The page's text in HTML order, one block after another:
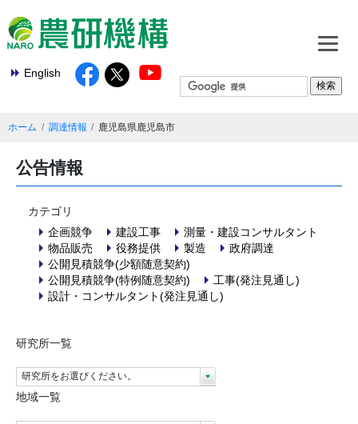
English
ホーム 調達情報 鹿児島県鹿児島市
公告情報
カテゴリ
企画競争
建設工事
測量・建設コンサルタント
物品販売
役務提供 製造
政府調達
公開見積競争(少額随意契約)
公開見積競争(特例随意契約)
工事(発注見通し)
設計・コンサルタント(発注見通し)
研究所一覧
研究所をお選びください。
地域一覧